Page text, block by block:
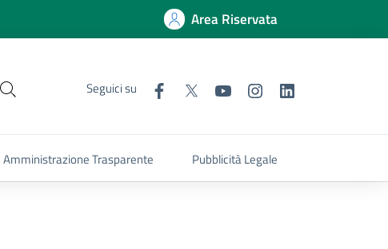
Area Riservata
Seguici su
Amministrazione Trasparente Pubblicità Legale